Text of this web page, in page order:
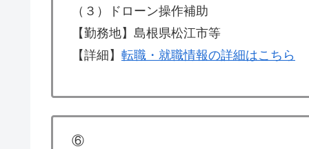
（３）ドローン操作補助
【勤務地】島根県松江市等
【詳細】 転職・就職情報の詳細はこちら
⑥